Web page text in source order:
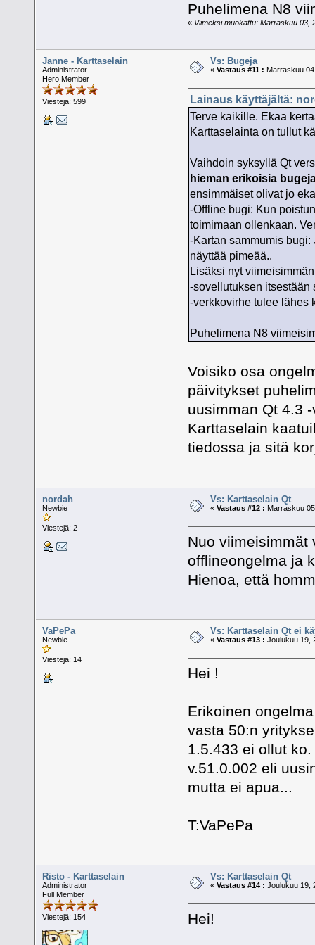
Puhelimena N8
« Viimeksi muokattu: Marraskuu 03,
Janne - Karttaselain
Administrator
Hero Member
Viestejä: 599
Vs: Bugeja
«Vastaus #11 : Marraskuu
Lainaus käyttäjältä:
Terve kaikille. Ekaa
Karttaselainta on tullut
Vaihdoin syksyllä Qt
hieman erikoisia
ensimmäiset olivat jo
-Offline bugi: Kun
toimimaan ollenkaan.
-Kartan sammumis
näyttää pimeää..
Lisäksi nyt
-sovellutuksen itsestään
-verkkovirhe tulee lähes
Puhelimena N8
Voisiko osa
päivitykset
uusimman Qt 4.3
Karttaselain
tiedossa ja sitä
nordah
Newbie
Viestejä: 2
Vs: Karttaselain Qt
«Vastaus #12 : Marraskuu
Nuo viimeisimmät
offlineongelma ja
Hienoa, että
VaPePa
Newbie
Viestejä: 14
Vs: Karttaselain Qt ei
«Vastaus #13 : Joulukuu 19,
Hei !
Erikoinen
vasta 50:n
1.5.433 ei ollut
v.51.0.002 eli
mutta ei apua...
T:VaPePa
Risto - Karttaselain
Administrator
Full Member
Viestejä: 154
Vs: Karttaselain Qt
«Vastaus #14 : Joulukuu 19,
Hei!